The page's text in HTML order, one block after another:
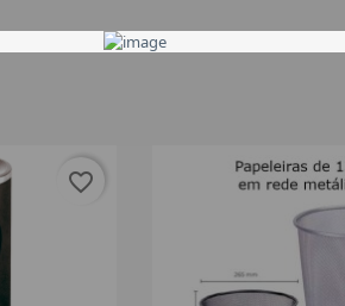
favorite_border